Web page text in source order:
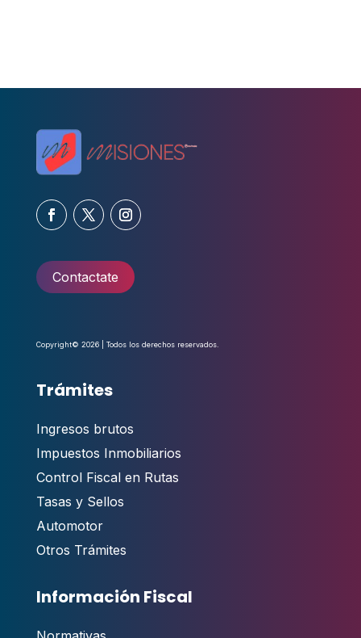
Contactate
Copyright© 2026 | Todos los derechos reservados.
Trámites
Ingresos brutos
Impuestos Inmobiliarios
Control Fiscal en Rutas
Tasas y Sellos
Automotor
Otros Trámites
Información Fiscal